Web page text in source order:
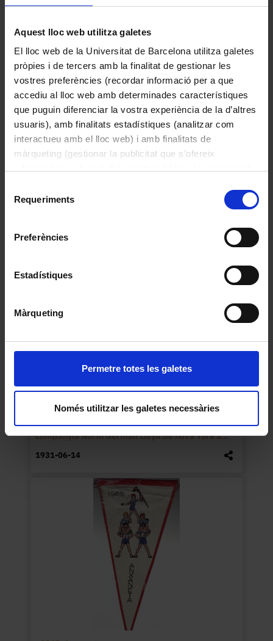
Aquest lloc web utilitza galetes
El lloc web de la Universitat de Barcelona utilitza galetes
pròpies i de tercers amb la finalitat de gestionar les
vostres preferències (recordar informació per a que
accediu al lloc web amb determinades característiques
que puguin diferenciar la vostra experiència de la d’altres
usuaris), amb finalitats estadístiques (analitzar com
interactueu amb el lloc web) i amb finalitats de
màrqueting (gestionar la publicitat que s’ofereix
consultar laPolítica de galetes del lloc web de la
Requeriments
Preferències
Estadístiques
Màrqueting
Permetre totes les galetes
Només utilitzar les galetes necessàries
Val de 0,50 pessetes per a aliments o combustible
1936-08
companyia North German Lloyd de nova York a...
1931-06-14